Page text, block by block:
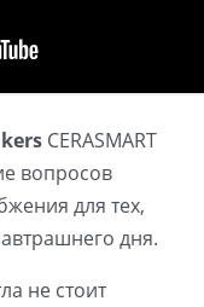
CERASMART
вопросов
для тех,
дня.
не стоит